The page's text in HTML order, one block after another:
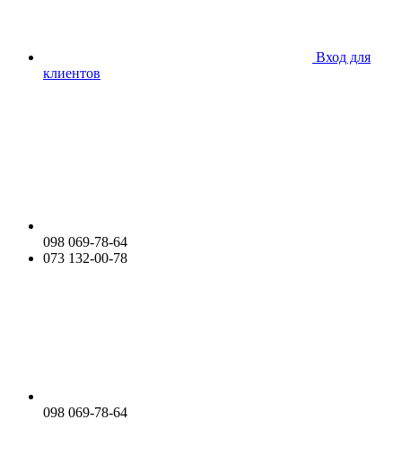
Вход для
клиентов
098 069-78-64
073 132-00-78
098 069-78-64